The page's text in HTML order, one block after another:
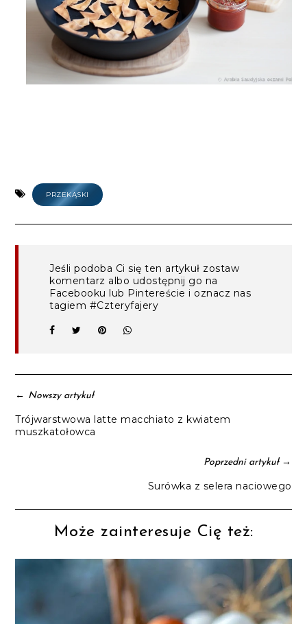
PRZEKĄSKI
Jeśli podoba Ci się ten artykuł zostaw
komentarz albo udostępnij go na
Facebooku lub Pintereście i oznacz nas
tagiem #Czteryfajery
← Nowszy artykuł
Trójwarstwowa latte macchiato z kwiatem
muszkatołowca
Poprzedni artykuł→
Surówka z selera naciowego
Może zainteresuje Cię też: